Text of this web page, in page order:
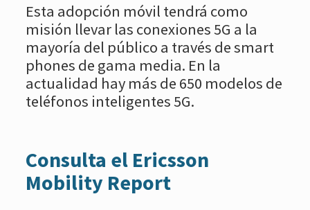
Esta adopción móvil tendrá como
misión llevar las conexiones 5G a la
mayoría del público a través de smart
phones de gama media. En la
actualidad hay más de 650 modelos de
teléfonos inteligentes 5G.
Consulta el Ericsson
Mobility Report